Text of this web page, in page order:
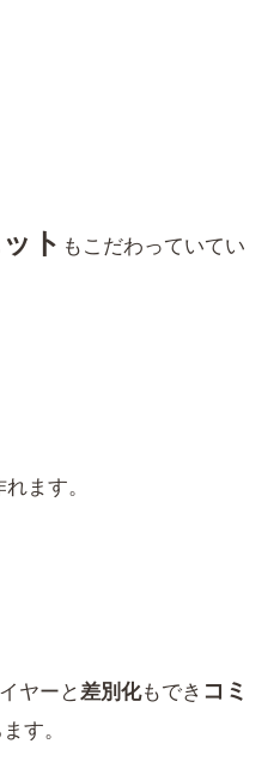
ト もこだわっていてい
ます。
ヤーと差別化もでき コミ
す。